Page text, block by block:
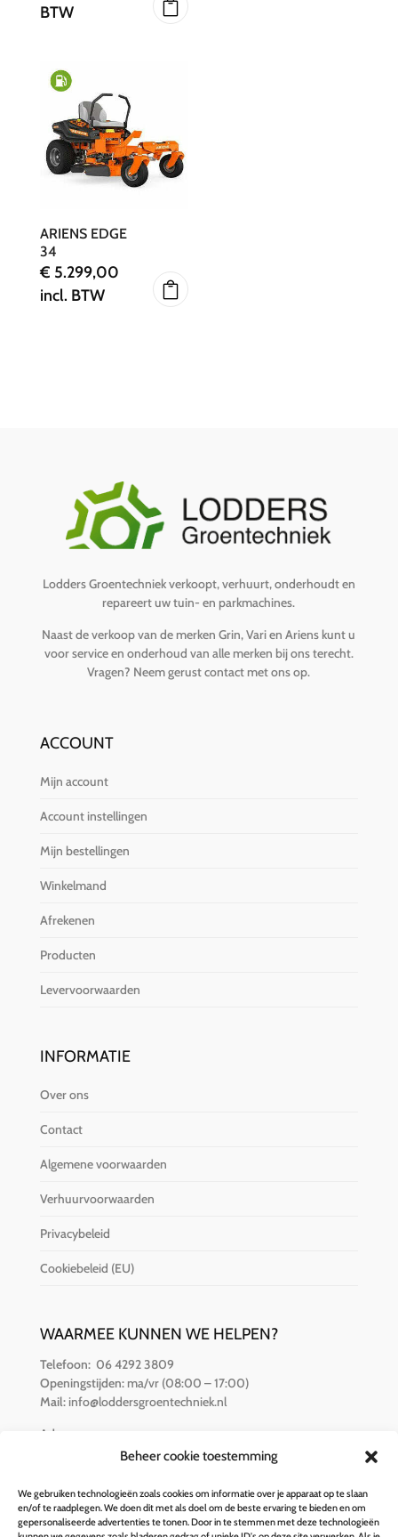
Beheer cookie toestemming
We gebruiken technologieën zoals cookies om informatie over je apparaat op te slaan
en/of te raadplegen. We doen dit met als doel om de beste ervaring te bieden en om
gepersonaliseerde advertenties te tonen. Door in te stemmen met deze technologieën
BTW
ARIENS EDGE
34
€ 5.299,00
incl. BTW
Lodders Groentechniek verkoopt, verhuurt, onderhoudt en
repareert uw tuin- en parkmachines.
Naast de verkoop van de merken Grin, Vari en Ariens kunt u
voor service en onderhoud van alle merken bij ons terecht.
Vragen? Neem gerust contact met ons op.
ACCOUNT
Mijn account
Account instellingen
Mijn bestellingen
Winkelmand
Afrekenen
Producten
Levervoorwaarden
INFORMATIE
Over ons
Contact
Algemene voorwaarden
Verhuurvoorwaarden
Privacybeleid
Cookiebeleid (EU)
WAARMEE KUNNEN WE HELPEN?
Telefoon: 06 4292 3809
Openingstijden:ma/vr (08:00 – 17:00)
Mail: info@loddersgroentechniek.nl
Adres:
Van der Hamlaan 16
BETALINGSOPTIES